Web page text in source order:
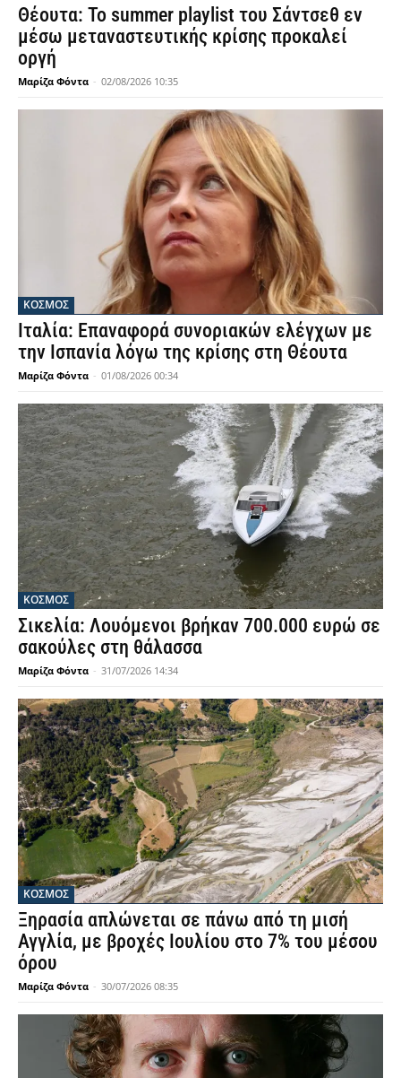
Θέουτα: Το summer playlist του Σάντσεθ εν
μέσω μεταναστευτικής κρίσης προκαλεί
οργή
Μαρίζα Φόντα - 02/08/2026 10:35
ΚΟΣΜΟΣ
Ιταλία: Επαναφορά συνοριακών ελέγχων με
την Ισπανία λόγω της κρίσης στη Θέουτα
Μαρίζα Φόντα - 01/08/2026 00:34
ΚΟΣΜΟΣ
Σικελία: Λουόμενοι βρήκαν 700.000 ευρώ σε
σακούλες στη θάλασσα
Μαρίζα Φόντα - 31/07/2026 14:34
ΚΟΣΜΟΣ
Ξηρασία απλώνεται σε πάνω από τη μισή
Αγγλία, με βροχές Ιουλίου στο 7% του μέσου
όρου
Μαρίζα Φόντα - 30/07/2026 08:35